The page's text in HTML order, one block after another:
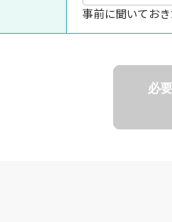
事前に聞いてお
必